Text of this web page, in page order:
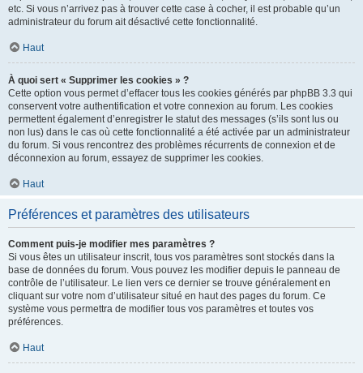
etc. Si vous n’arrivez pas à trouver cette case à cocher, il est probable qu’un
administrateur du forum ait désactivé cette fonctionnalité.
Haut
À quoi sert « Supprimer les cookies » ?
Cette option vous permet d’effacer tous les cookies générés par phpBB 3.3 qui
conservent votre authentification et votre connexion au forum. Les cookies
permettent également d’enregistrer le statut des messages (s’ils sont lus ou
non lus) dans le cas où cette fonctionnalité a été activée par un administrateur
du forum. Si vous rencontrez des problèmes récurrents de connexion et de
déconnexion au forum, essayez de supprimer les cookies.
Haut
Préférences et paramètres des utilisateurs
Comment puis-je modifier mes paramètres ?
Si vous êtes un utilisateur inscrit, tous vos paramètres sont stockés dans la
base de données du forum. Vous pouvez les modifier depuis le panneau de
contrôle de l’utilisateur. Le lien vers ce dernier se trouve généralement en
cliquant sur votre nom d’utilisateur situé en haut des pages du forum. Ce
système vous permettra de modifier tous vos paramètres et toutes vos
préférences.
Haut